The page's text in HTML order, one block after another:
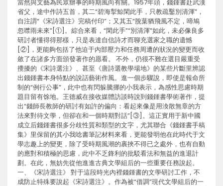
當然與文藝為民眾辦事的時期風向有關。1957年頭，錢鍾書赴武漢
省父，途中作詩五首，其二“碧海掣鯨閑此手，只教疏鑿別清渾”，
自注謂“《宋詩選注》完稿付印”；又其五“脫葉猶飛風不定，啼鳩
忽噤雨未來”[①]。綜合來看，“閑此手”“別清渾”如此，未必像良多
研討者懂得得那樣，只是表達自信詩才而聊充選家之職的遺憾
[②]，更能夠包括了他迫于內部壓力和任務周遭的狀況的變更而收
斂了在諸多方面頒發著作的愿看。 不外，仍很不難在選目嚴重受
攪擾的《宋詩選注》、甚至《唐詩選教學場地》的某些片斷里辨認
出錢鍾書本身特點的說話藝術作風。進一個步驟說，即使是報命所
制的“例行公事”，此中也有閃躲騰挪的小我表示，為感性思慮時期
題目留有馀地。王德威在接收媒體訪談時說到錢鍾書學術著作，提
出“錢師長教師的研討有如許的偏向：看起來像是用渙散無章的方
法來對待文學，但卻在和一個時期對話”[③]。這正實用于新中國
成立后錢鍾書很多分歧性質和類型的文字，尤其聯合《錢鍾書手稿
集》里保留的其小我唸書筆記材料來看，更能發明他在此時代于文
學志趣上的變更，除了受時期風潮的裹挾不得已之處外，也有自動
的應對和積極的思慮，此中不乏鋒利的批駁看法和無益的進退計
劃。在此，無妨先從他進進古典文學組后的一些重要任務說起。
一、《宋詩選注》 對于這段時光內裡錢鍾書的文學研討工作，不
成防止特殊要說起《宋詩選注》。作為被“借調”現代文學組后的一